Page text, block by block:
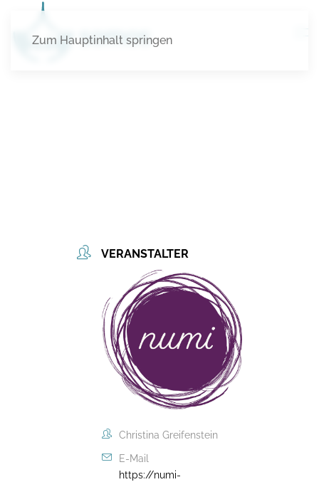
Zum Hauptinhalt springen
VERANSTALTER
Christina Greifenstein
E-Mail
https://numi-